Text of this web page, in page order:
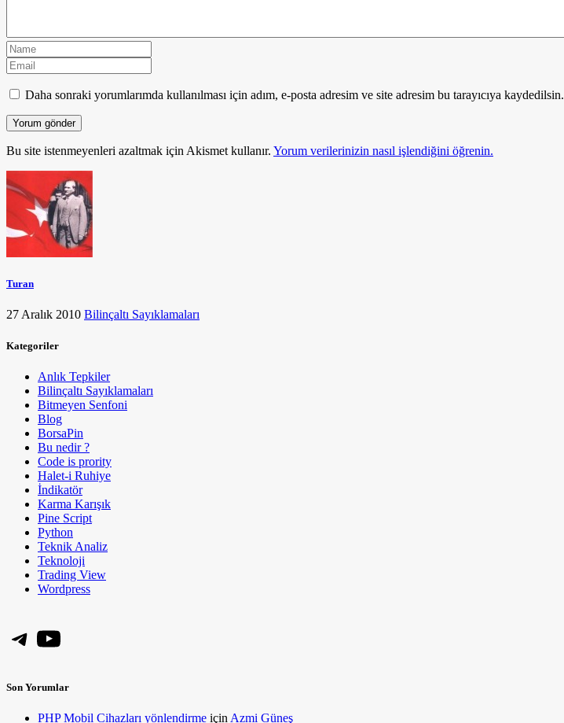
Daha sonraki yorumlarımda kullanılması için adım, e-posta adresim ve site adresim bu tarayıcıya kaydedilsin.
Bu site istenmeyenleri azaltmak için Akismet kullanır. Yorum verilerinizin nasıl işlendiğini öğrenin.
Turan
27 Aralık 2010 Bilinçaltı Sayıklamaları
Kategoriler
Anlık Tepkiler
Bilinçaltı Sayıklamaları
Bitmeyen Senfoni
Blog
BorsaPin
Bu nedir ?
Code is prority
Halet-i Ruhiye
İndikatör
Karma Karışık
Pine Script
Python
Teknik Analiz
Teknoloji
Trading View
Wordpress
Telegram
YouTube
Son Yorumlar
PHP Mobil Cihazları yönlendirme için Azmi Güneş